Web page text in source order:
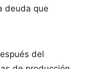
deuda que
del